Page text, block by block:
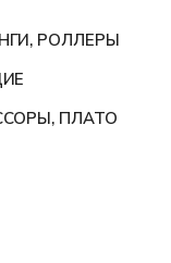
РОЛЛЕРЫ
ПЛАТО